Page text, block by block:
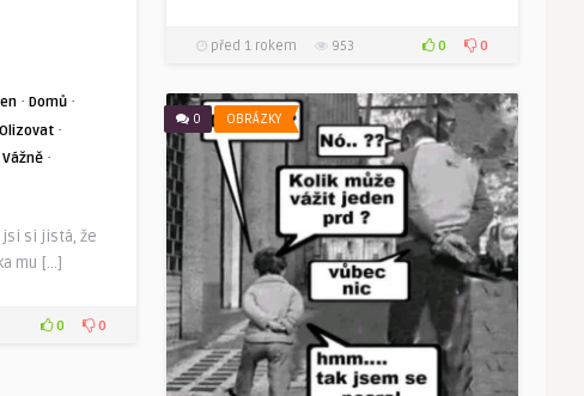
před 1 rokem 953 0 0
· Domů ·
Olizovat ·
Vážně ·
jsi si jistá, že
mu […]
0 0
0 OBRÁZKY